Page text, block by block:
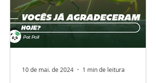
10 de mai. de 2024 1 min de leitura